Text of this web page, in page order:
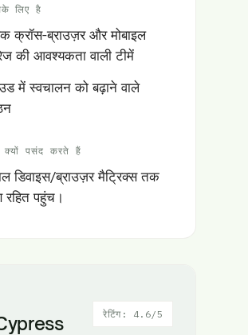
लिए है
क्रॉस-ब्राउज़र और मोबाइल
की आवश्यकता वाली टीमें
में स्वचालन को बढ़ाने वाले
क्यों पसंद करते हैं
डिवाइस/ब्राउज़र मैट्रिक्स तक
रहित पहुंच।
रेटिंग: 4.6/5